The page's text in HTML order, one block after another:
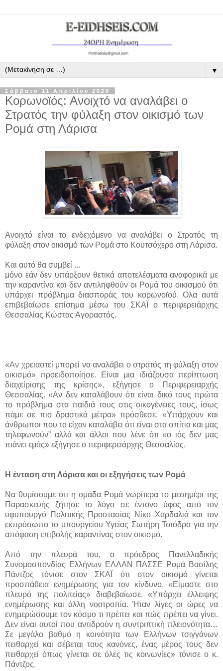
▼
Σάββατο 11 Απριλίου 2020
Κορωνοϊός: Ανοιχτό να αναλάβει ο
Στρατός την φύλαξη στον οικισμό των
Ρομά στη Λάρισα
Ανοιχτό είναι το ενδεχόμενο να αναλάβει ο Στρατός τη
φύλαξη στον οικισμό των Ρομά στο Κουτσόχερο στη Λάρισα.
Και αυτό θα συμβεί ...
μόνο εάν δεν υπάρξουν θετικά αποτελέσματα αναφορικά με
την καραντίνα και δεν αντιληφθούν οι Ρομά του οικισμού ότι
υπάρχει πρόβλημα διασποράς του κορωνοϊού. Ολα αυτά
επιβεβαίωσε επίσημα μέσω του ΣΚΑΪ ο περιφερειάρχης
Θεσσαλίας Κώστας Αγοραστός.
«Αν χρειαστεί μπορεί να αναλάβει ο στρατός τη φύλαξη στον
οικισμό» προειδοποίησε. Είναι μια ιδιάζουσα περίπτωση
διαχείρισης της κρίσης», εξήγησε ο Περιφερειαρχής
Θεσσαλίας. «Αν δεν καταλάβουν ότι είναι δικό τους πρώτα
το πρόβλημα στα παιδιά τους στις οικογένειες τους, ίσως
πάμε σε πιο δραστικά μέτρα» πρόσθεσε. «Υπάρχουν και
άνθρωποι που το είχαν καταλάβει ότι είναι στα σπίτια και μας
τηλεφωνούν” αλλά και άλλοι που λένε ότι «ο ιός δεν μας
πιάνει εμάς» εξήγησε ο περιφερειάρχης Θεσσαλίας.
Η ένταση στη Λάρισα και οι εξηγήσεις των Ρομά
Να θυμίσουμε ότι η ομάδα Ρομά νωρίτερα το μεσημέρι της
Παρασκευής ζήτησε το λόγο σε έντονο ύφος από τον
υφυπουργό Πολιτικής Προστασίας Νίκο Χαρδαλιά και τον
εκπρόσωπο το υπουργείου Υγείας Σωτήρη Τσιόδρα για την
απόφαση επιβολής καραντίνας στον οικισμό.
Από την πλευρά του, ο πρόεδρος Πανελλαδικής
Συνομοσπονδίας Ελλήνων ΕΛΛΑΝ ΠΑΣΣΕ Ρομά Βασίλης
Πάντζος τόνισε στον ΣΚΑΪ ότι στον οικισμό γίνεται
προσπάθεια ενημέρωσης για τον κίνδυνο. «Είμαστε στο
πλευρό της πολιτείας» διαβεβαίωσε. «Υπάρχει έλλειψης
ενημέρωσης και άλλη νοοτροπία. Ήταν λίγες οι ώρες να
ενημερώσουμε τον κόσμο τι πρέπει και πώς πρέπει να γίνει.
Δεν είναι αυτοί που αντιδρούν η συντριπτική πλειονότητα…
Σε μεγάλο βαθμό η κοινότητα των Ελλήνων τσιγγάνων
πειθαρχεί και σέβεται τους κανόνες, ένας μέρος τους δεν
πειθαρχεί όπως γίνεται σε όλες τις κοινωνίες» τόνισε ο κ.
Πάντζος.